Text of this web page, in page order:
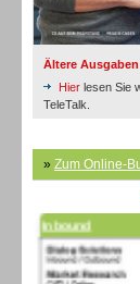
Ältere Ausgaben
Hier lesen Sie
TeleTalk.
» Zum Online-
Inbound